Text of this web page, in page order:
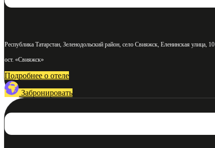
Республика Татарстан, Зеленодольский район, село Свияжск, Еленинская улица, 10
ост. «Свияжск»
Подробнее о отеле
Забронировать